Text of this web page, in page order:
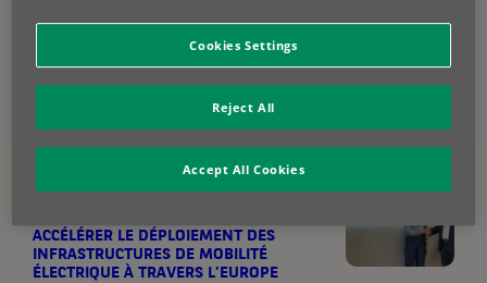
en rendant le photovoltaïque accessible financièrement, sans alourdir
leur structure financière. [...]
ACCÉLÉRER LE DÉPLOIEMENT DES
INFRASTRUCTURES DE MOBILITÉ
ÉLECTRIQUE À TRAVERS L’EUROPE
Cookies Settings
Reject All
Accept All Cookies